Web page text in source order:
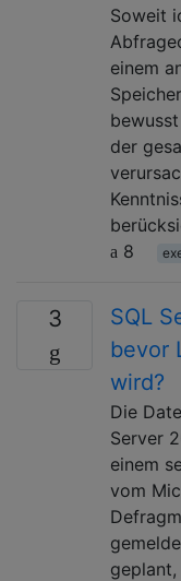
Soweit
einem
der
8
3
SQL
bevor
wird?
Die
Server
einem
vom